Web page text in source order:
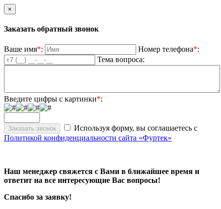
×
Заказать обратный звонок
Ваше имя*: Номер телефона*:
Тема вопроса:
Введите цифры с картинки*:
Используя форму, вы соглашаетесь с
Политикой конфиденциальности сайта «Фуртек»
Наш менеджер свяжется с Вами в ближайшее время и
ответит на все интересующие Вас вопросы!
Спасибо за заявку!